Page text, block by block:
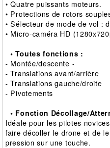
• Quatre puissants moteurs.
• Protections de rotors
• Sélecteur de mode de vol :
• Micro‐caméra HD
• Toutes fonctions :
- Montée/descente ‐
- Translations avant/arrière
- Translations gauche/droite
- Pivotements
• Fonction Décollage/
Idéale pour les pilotes
faire décoller le drone et de
pression sur une touche.